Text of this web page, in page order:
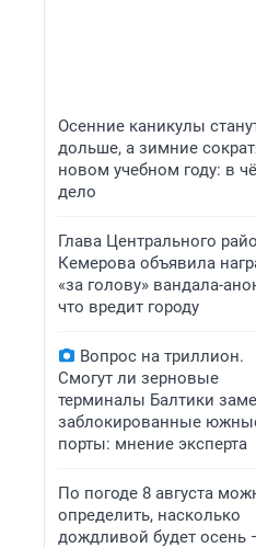
Осенние каникулы
дольше, а зимние
новом учебном году: в
дело
Глава Центрального
Кемерова объявила
«за голову» вандала-
что вредит городу
Вопрос на триллион.
Смогут ли зерновые
терминалы Балтики
заблокированные
порты: мнение эксперта
По погоде 8 августа
определить, насколько
дождливой будет осень